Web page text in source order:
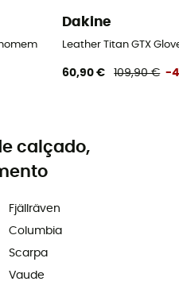
Dakine
Leather Titan GTX
60,90 € 109,90 € -
calçado,
Fjällräven
Columbia
Scarpa
Vaude